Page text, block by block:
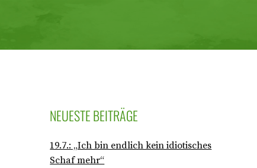
NEUESTE BEITRÄGE
19.7.: „Ich bin endlich kein idiotisches
Schaf mehr“